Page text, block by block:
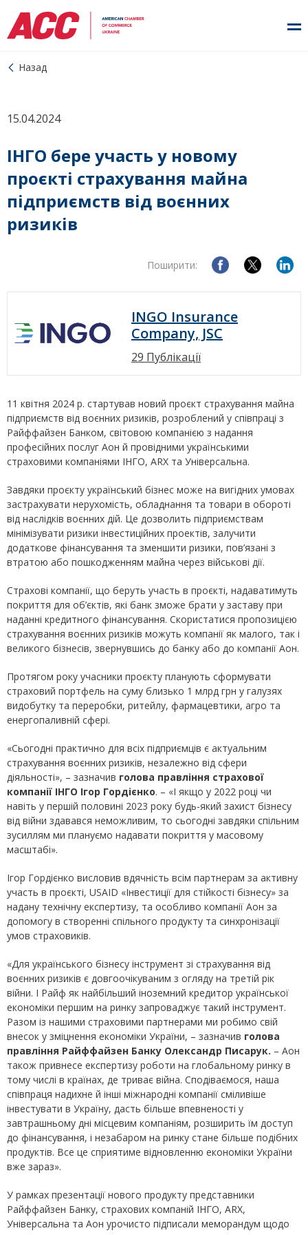
Назад
15.04.2024
ІНГО бере участь у новому
проєкті страхування майна
підприємств від воєнних
ризиків
Поширити:
INGO Insurance
Company, JSC
29 Публікації
11 квітня 2024 р. стартував новий проєкт страхування майна
підприємств від воєнних ризиків, розроблений у співпраці з
Райффайзен Банком, світовою компанією з надання
професійних послуг Аон й провідними українськими
страховими компаніями ІНГО, ARX та Універсальна.
Завдяки проєкту український бізнес може на вигідних умовах
застрахувати нерухомість, обладнання та товари в обороті
від наслідків воєнних дій. Це дозволить підприємствам
мінімізувати ризики інвестиційних проектів, залучити
додаткове фінансування та зменшити ризики, пов’язані з
втратою або пошкодженням майна через військові дії.
Страхові компанії, що беруть участь в проєкті, надаватимуть
покриття для об’єктів, які банк зможе брати у заставу при
наданні кредитного фінансування. Скористатися пропозицією
страхування воєнних ризиків можуть компанії як малого, так і
великого бізнесів, звернувшись до банку або до компанії Аон.
Протягом року учасники проєкту планують сформувати
страховий портфель на суму близько 1 млрд грн у галузях
видобутку та переробки, ритейлу, фармацевтики, агро та
енергопаливній сфері.
«Сьогодні практично для всіх підприємців є актуальним
страхування воєнних ризиків, незалежно від сфери
діяльності», – зазначив голова правління страхової
компанії ІНГО Ігор Гордієнко. – «І якщо у 2022 році чи
навіть у першій половині 2023 року будь-який захист бізнесу
від війни здавався неможливим, то сьогодні завдяки спільним
зусиллям ми плануємо надавати покриття у масовому
масштабі».
Ігор Гордієнко висловив вдячність всім партнерам за активну
участь в проєкті, USAID «Інвестиції для стійкості бізнесу» за
надану технічну експертизу, та особливо компанії Аон за
допомогу в створенні спільного продукту та синхронізації
умов страховиків.
«Для українського бізнесу інструмент зі страхування від
воєнних ризиків є довгоочікуваним з огляду на третій рік
війни. І Райф як найбільший іноземний кредитор української
економіки першим на ринку запроваджує такий інструмент.
Разом із нашими страховими партнерами ми робимо свій
внесок у зміцнення економіки України, – зазначив голова
правління Райффайзен Банку Олександр Писарук. – Аон
також привнесе експертизу роботи на глобальному ринку в
тому числі в країнах, де триває війна. Сподіваємося, наша
співпраця надихне й інші міжнародні компанії сміливіше
інвестувати в Україну, дасть більше впевненості у
завтрашньому дні місцевим компаніям, розширить їм доступ
до фінансування, і незабаром на ринку стане більше подібних
продуктів. Все це сприятиме відновленню економіки України
вже зараз».
У рамках презентації нового продукту представники
Райффайзен Банку, страхових компаній ІНГО, ARX,
Універсальна та Аон урочисто підписали меморандум щодо